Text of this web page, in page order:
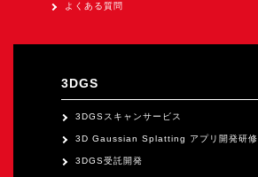
よくある質問
3DGS
3DGSスキャンサービス
3D Gaussian Splatting アプリ開発研修
3DGS受託開発